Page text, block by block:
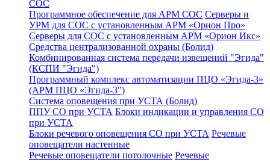
СОС
Программное обеспечение для АРМ СОС Серверы и
УРМ для СОС с установленным АРМ «Орион Про»
Серверы для СОС с установленным АРМ «Орион Икс»
Средства централизованной охраны (Болид)
Комбинированная система передачи извещений "Эгида"
(КСПИ "Эгида")
Программный комплекс автоматизации ПЦО «Эгида-3»
(АРМ ПЦО «Эгида-3")
Система оповещения при УСТА (Болид)
ППУ СО при УСТА Блоки индикации и управления СО
при УСТА
Блоки речевого оповещения СО при УСТА Речевые
оповещатели настенные
Речевые оповещатели потолочные Речевые